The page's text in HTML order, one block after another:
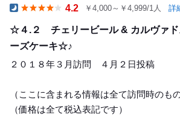
6 4.2 ￥4,000～￥4,999/1人 詳
☆４.２ チェリービール & カルヴァド
ーズケーキ☆♪
２０１８年３月訪問 ４月２日投稿
（ここに含まれる情報は全て訪問時のも
（価格は全て税込表記です）